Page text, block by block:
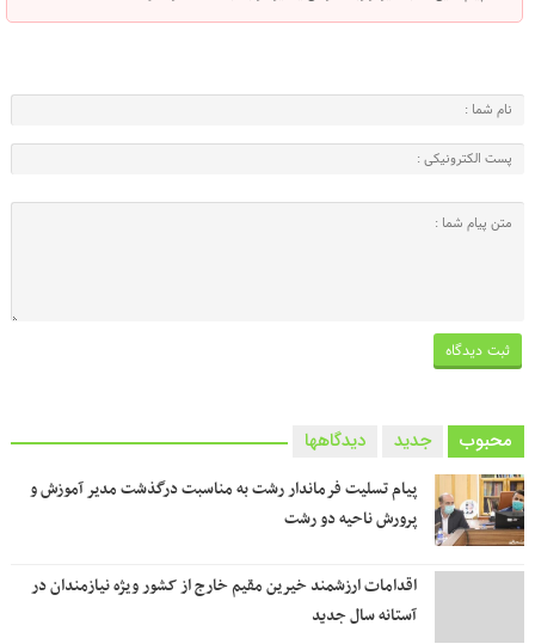
محبوب جدید دیدگاهها
پیام تسلیت فرماندار رشت به مناسبت درگذشت مدیر آموزش و
پرورش ناحیه دو رشت
اقدامات ارزشمند خیرین مقیم خارج از کشور ویژه نیازمندان در
آستانه سال جدید